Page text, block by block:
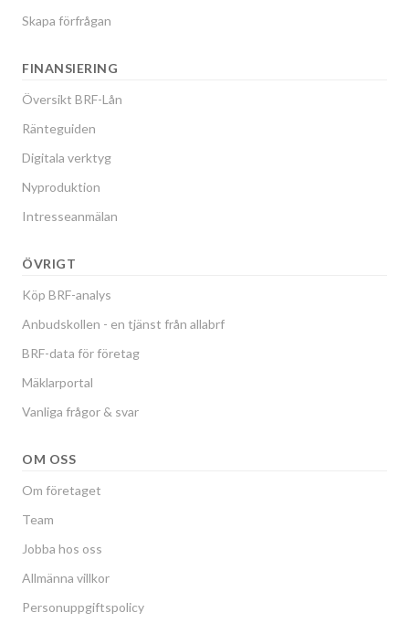
Skapa förfrågan
FINANSIERING
Översikt BRF-Lån
Ränteguiden
Digitala verktyg
Nyproduktion
Intresseanmälan
ÖVRIGT
Köp BRF-analys
Anbudskollen - en tjänst från allabrf
BRF-data för företag
Mäklarportal
Vanliga frågor & svar
OM OSS
Om företaget
Team
Jobba hos oss
Allmänna villkor
Personuppgiftspolicy